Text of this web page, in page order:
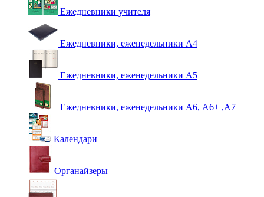
Ежедневники учителя
Ежедневники, еженедельники А4
Ежедневники, еженедельники А5
Ежедневники, еженедельники А6, А6+ ,А7
Календари
Органайзеры